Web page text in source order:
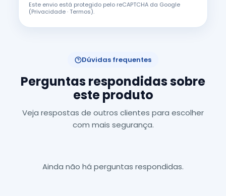
Este envio está protegido pelo reCAPTCHA da Google
(Privacidade·Termos).
Dúvidas frequentes
Perguntas respondidas sobre
este produto
Veja respostas de outros clientes para escolher
com mais segurança.
Ainda não há perguntas respondidas.